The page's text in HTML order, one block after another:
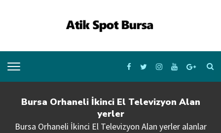
Bursa Orhaneli İkinci El Televizyon Alan
yerler
Bursa Orhaneli İkinci El Televizyon Alan yerler alanlar